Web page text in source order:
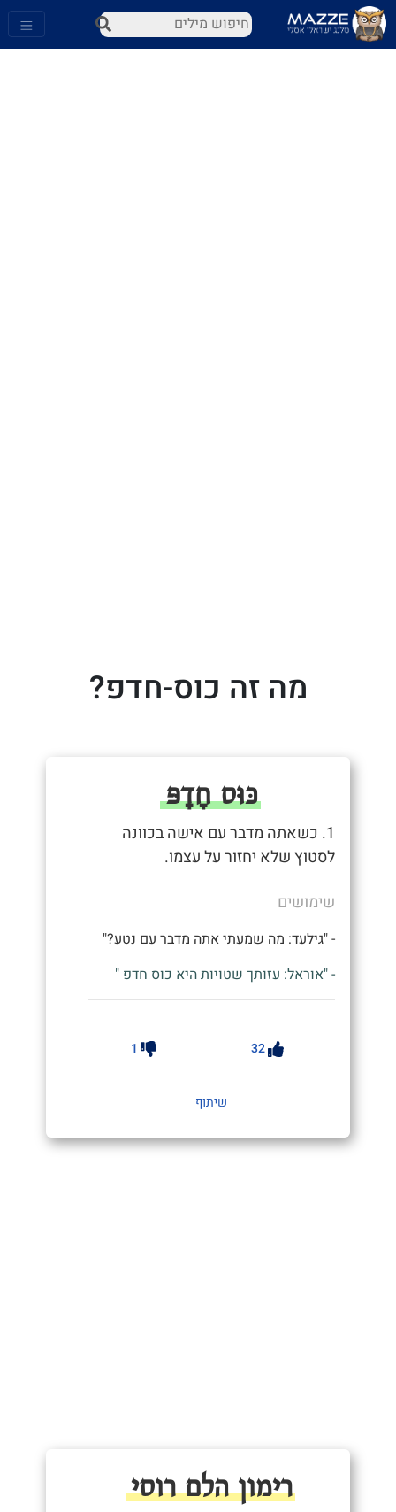
מה זה כוס-חדפ?
כּוּס חָדָפּ
1. כשאתה מדבר עם אישה בכוונה
לסטוץ שלא יחזור על עצמו.
שימושים
- "גילעד: מה שמעתי אתה מדבר עם נטע?"
- "אוראל: עזותך שטויות היא כוס חדפ "
32
1
שיתוף
רימון הלם רוסי